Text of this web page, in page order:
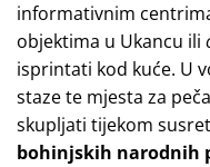
informativnim
objektima u Ukancu ili
isprintati kod kuće. U
staze te mjesta za
skupljati tijekom
bohinjskih narodnih